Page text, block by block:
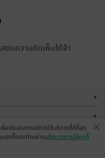
ดงความคิดเห็นได้จ้า
+
+
อประสบการณ์การใช้บริการที่ดีที่สุด
มคุกกี้ของท่านผ่านนโยบายการใช้คุกกี้